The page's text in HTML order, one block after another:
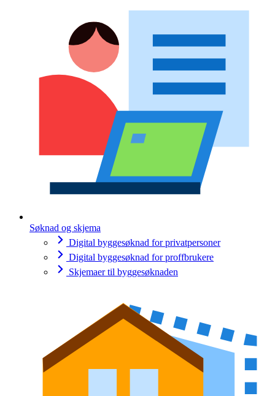
Søknad og skjema
Digital byggesøknad for privatpersoner
Digital byggesøknad for proffbrukere
Skjemaer til byggesøknaden